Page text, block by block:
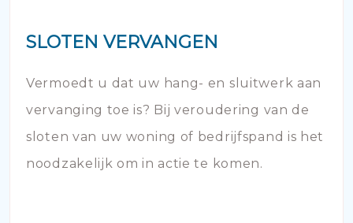
SLOTEN VERVANGEN
Vermoedt u dat uw hang- en sluitwerk aan
vervanging toe is? Bij veroudering van de
sloten van uw woning of bedrijfspand is het
noodzakelijk om in actie te komen.